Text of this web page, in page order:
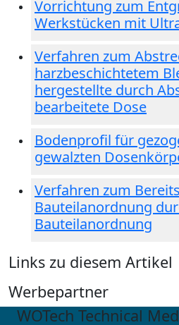
Vorrichtung zum
Werkstücken mit
Verfahren zum
harzbeschichtetem
hergestellte durch
bearbeitete Dose
Bodenprofil für
gewalzten
Verfahren zum
Bauteilanordnung
Bauteilanordnung
Links zu diesem Artikel
Werbepartner
WOTech Technical